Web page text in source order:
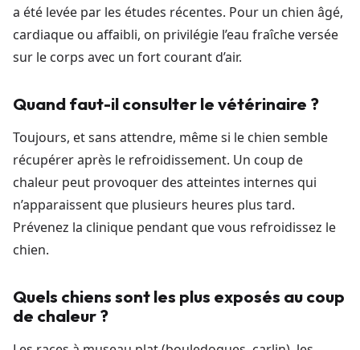
a été levée par les études récentes. Pour un chien âgé,
cardiaque ou affaibli, on privilégie l’eau fraîche versée
sur le corps avec un fort courant d’air.
Quand faut-il consulter le vétérinaire ?
Toujours, et sans attendre, même si le chien semble
récupérer après le refroidissement. Un coup de
chaleur peut provoquer des atteintes internes qui
n’apparaissent que plusieurs heures plus tard.
Prévenez la clinique pendant que vous refroidissez le
chien.
Quels chiens sont les plus exposés au coup
de chaleur ?